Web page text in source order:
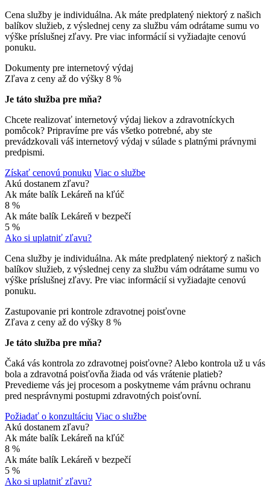
Cena služby je individuálna. Ak máte predplatený niektorý z našich
balíkov služieb, z výslednej ceny za službu vám odrátame sumu vo
výške príslušnej zľavy. Pre viac informácií si vyžiadajte cenovú
ponuku.
Dokumenty pre internetový výdaj
Zľava z ceny až do výšky 8 %
Je táto služba pre mňa?
Chcete realizovať internetový výdaj liekov a zdravotníckych
pomôcok? Pripravíme pre vás všetko potrebné, aby ste
prevádzkovali váš internetový výdaj v súlade s platnými právnymi
predpismi.
Získať cenovú ponuku Viac o službe
Akú dostanem zľavu?
Ak máte balík Lekáreň na kľúč
8 %
Ak máte balík Lekáreň v bezpečí
5 %
Ako si uplatniť zľavu?
Cena služby je individuálna. Ak máte predplatený niektorý z našich
balíkov služieb, z výslednej ceny za službu vám odrátame sumu vo
výške príslušnej zľavy. Pre viac informácií si vyžiadajte cenovú
ponuku.
Zastupovanie pri kontrole zdravotnej poisťovne
Zľava z ceny až do výšky 8 %
Je táto služba pre mňa?
Čaká vás kontrola zo zdravotnej poisťovne? Alebo kontrola už u vás
bola a zdravotná poisťovňa žiada od vás vrátenie platieb?
Prevedieme vás jej procesom a poskytneme vám právnu ochranu
pred nesprávnymi postupmi zdravotných poisťovní.
Požiadať o konzultáciu Viac o službe
Akú dostanem zľavu?
Ak máte balík Lekáreň na kľúč
8 %
Ak máte balík Lekáreň v bezpečí
5 %
Ako si uplatniť zľavu?